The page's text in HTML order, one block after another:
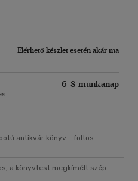
Elérhető készlet esetén akár ma
6-8 munkanap
antikvár könyv - foltos -
a könyvtest megkímélt szép